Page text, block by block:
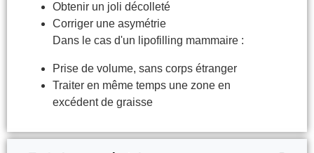
Obtenir un joli décolleté
Corriger une asymétrie
Dans le cas d'un lipofilling mammaire :
Prise de volume, sans corps étranger
Traiter en même temps une zone en
excédent de graisse